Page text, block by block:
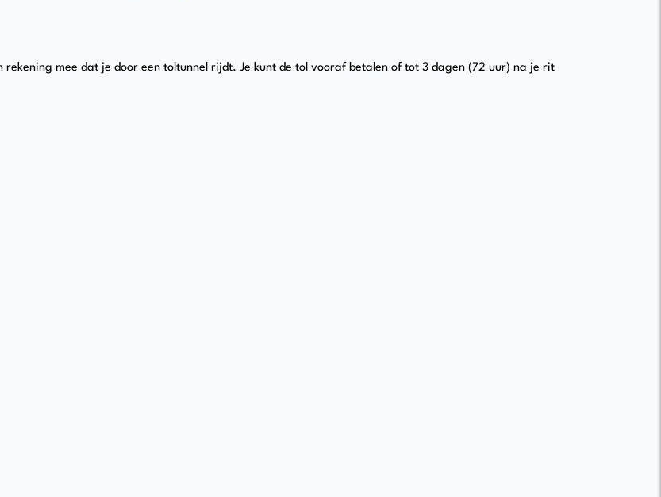
rekening mee dat je door een toltunnel rijdt. Je kunt de tol vooraf betalen of tot 3 dagen (72 uur) na je rit